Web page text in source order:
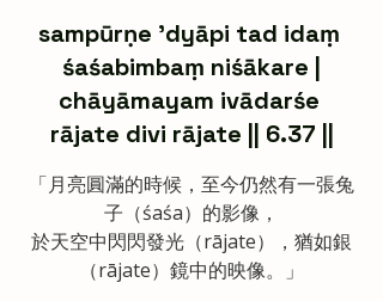
sampūrṇe ’dyāpi tad idaṃ ‎‎‎‎‎‎‎‎ㅤ‎‎‎‎‎‎‎‎‎‎‎‎‎‎‎‎
śaśabimbaṃ niśākare |
chāyāmayam ivādarśe ‎‎‎‎‎‎‎‎ㅤ‎‎‎‎‎‎‎‎‎‎‎‎‎‎‎‎
rājate divi rājate || 6.37 ||
‎‎‎‎‎‎‎‎ㅤ「月亮圓滿的時候，至今仍然有一張兔
子（śaśa）的影像，
於天空中閃閃發光（rājate），猶如銀
（rājate）鏡中的映像。」